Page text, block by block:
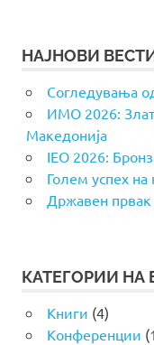
НАЈНОВИ
Согледувања
ИМО 2026:
Македонија
IEO 2026:
Голем успех
Државен
КАТЕГОРИИ НА
Книги (4)
Конференции